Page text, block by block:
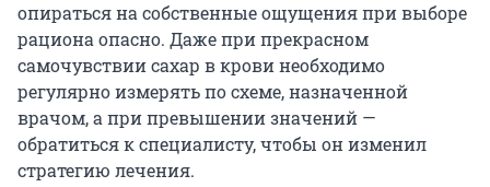
опираться на собственные ощущения при выборе
рациона опасно. Даже при прекрасном
самочувствии сахар в крови необходимо
регулярно измерять по схеме, назначенной
врачом, а при превышении значений —
обратиться к специалисту, чтобы он изменил
стратегию лечения.